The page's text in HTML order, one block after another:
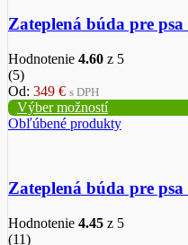
Zateplená búda pre
Hodnotenie 4.60 z 5
(5)
Od: 349 € s DPH
Výber možností
Obľúbené produkty
Zateplená búda pre
Hodnotenie 4.45 z 5
(11)